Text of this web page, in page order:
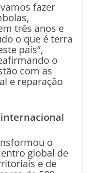
fazer
três anos e
o que é terra
país”,
o
com as
e reparação
o
global de
e de